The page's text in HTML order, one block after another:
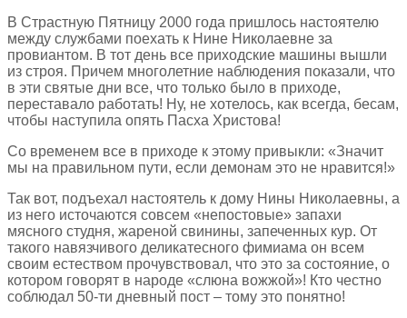
В Страстную Пятницу 2000 года пришлось настоятелю
между службами поехать к Нине Николаевне за
провиантом. В тот день все приходские машины вышли
из строя. Причем многолетние наблюдения показали, что
в эти святые дни все, что только было в приходе,
переставало работать! Ну, не хотелось, как всегда, бесам,
чтобы наступила опять Пасха Христова!
Со временем все в приходе к этому привыкли: «Значит
мы на правильном пути, если демонам это не нравится!»
Так вот, подъехал настоятель к дому Нины Николаевны, а
из него источаются совсем «непостовые» запахи
мясного студня, жареной свинины, запеченных кур. От
такого навязчивого деликатесного фимиама он всем
своим естеством прочувствовал, что это за состояние, о
котором говорят в народе «слюна вожжой»! Кто честно
соблюдал 50-ти дневный пост – тому это понятно!